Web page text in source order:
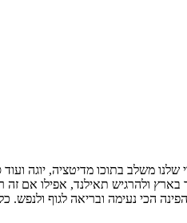
שלנו משלב בתוכו מדיטציה, יוגה
בארץ ולהרגיש תאילנד, אפילו אם
הפינה הכי נעימה ובריאה לגוף